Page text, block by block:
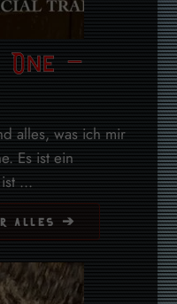
–
alles, was ich mir
Es ist ein
...
alles ➔